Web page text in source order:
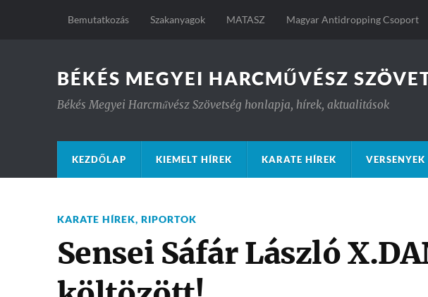
Bemutatkozás Szakanyagok MATASZ Magyar Antidropping Csoport
BÉKÉS MEGYEI HARCMŰVÉSZ
Békés Megyei Harcművész Szövetség honlapja, hírek, aktualitások
KEZDŐLAP KIEMELT HÍREK KARATE HÍREK VERSENYEK
KARATE HÍREK, RIPORTOK
Sensei Sáfár László